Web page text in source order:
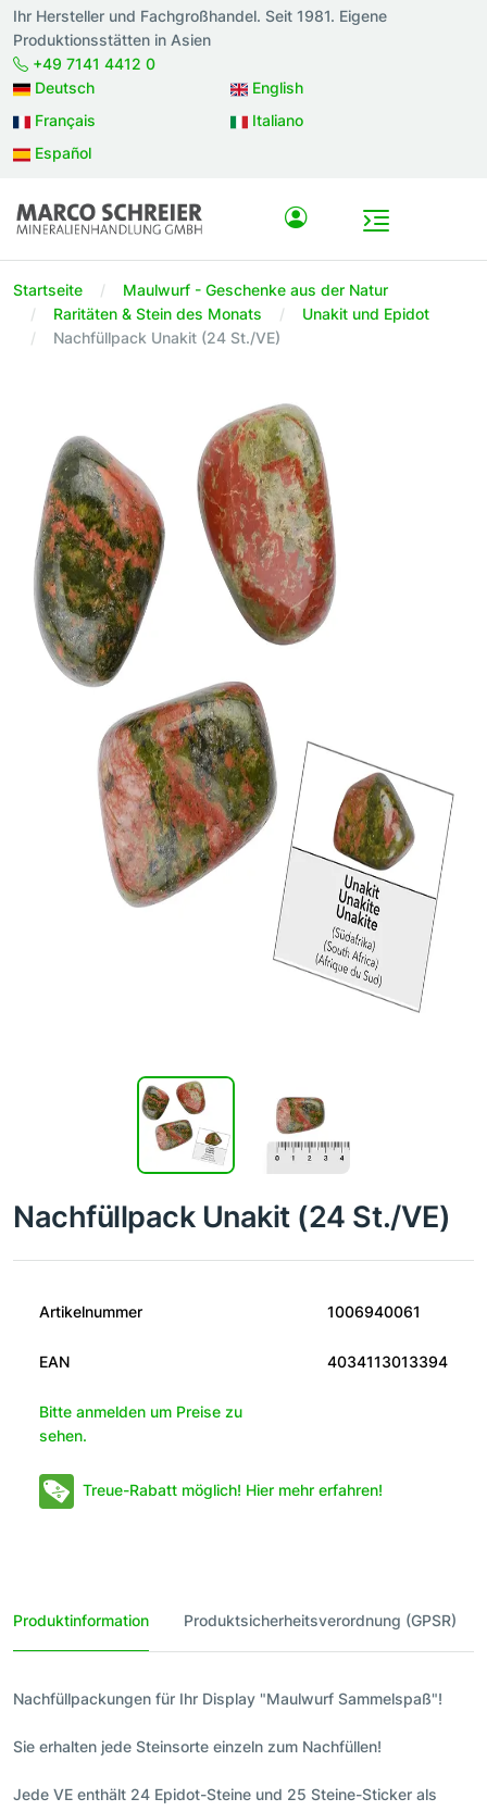
Ihr Hersteller und Fachgroßhandel. Seit 1981. Eigene
Produktionsstätten in Asien
+49 7141 4412 0
Deutsch
English
Français
Italiano
Español
Startseite
Maulwurf - Geschenke aus der Natur
Raritäten & Stein des Monats
Unakit und Epidot
Nachfüllpack Unakit (24 St./VE)
Nachfüllpack Unakit (24 St./VE)
Artikelnummer 1006940061
EAN 4034113013394
Bitte anmelden um Preise zu
sehen.
Treue-Rabatt möglich! Hier mehr erfahren!
Produktinformation Produktsicherheitsverordnung (GPSR)
Nachfüllpackungen für Ihr Display "Maulwurf Sammelspaß"!
Sie erhalten jede Steinsorte einzeln zum Nachfüllen!
Jede VE enthält 24 Epidot-Steine und 25 Steine-Sticker als